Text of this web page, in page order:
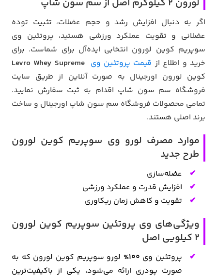
لورون 2 کیلوگرم اصل از سم سون شاپ
اگر به دنبال افزایش رشد و حجم عضلات، تثبیت توده
عضلانی و تقویت عملکرد ورزشی هستید، پروتئین وی
سوپریم کوین لورون انتخابی ایده‌آل برای شماست. برای
خرید و اطلاع از قیمت پروتئین وی Levro Whey Supreme
کوین لورون اورجینال به صورت آنلاین از طریق سایت
فروشگاه سم سون شاپ اقدام به ثبت سفارش نمایید.
تمامی محصولات فروشگاه سم سون شاپ اورجینال و ساخت
برند اصلی هستند.
موارد مصرف لورو وی سوپریم کوین لورون
طرح جدید
عضله‌سازی
افزایش قدرت و عملکرد ورزشی
تقویت و کاهش زمان ریکاوری
ویژگی‌های وی پروتئین سوپریم کوین لورون
2 کیلویی اصل
پروتئین وی 100%
لورو سوپریم کوین لورون که به
صورت پودری ارائه می‌شود، یکی از باکیفیت‌ترین